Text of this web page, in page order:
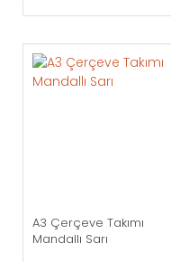
A3 Çerçeve Takımı
Mandallı Sarı